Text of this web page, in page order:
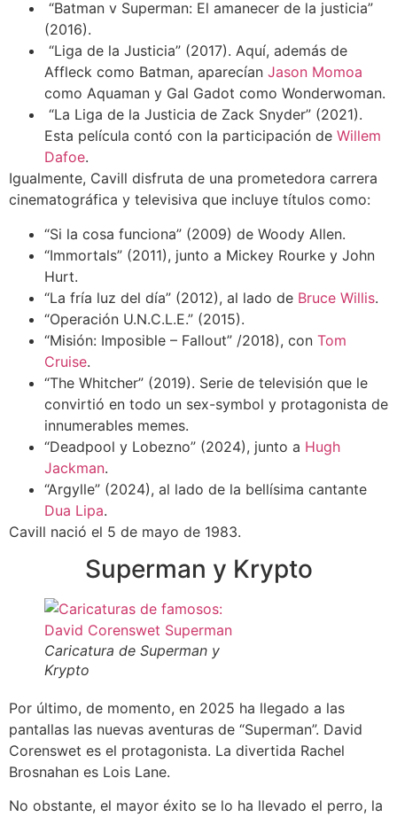
“Batman v Superman: El amanecer de la justicia”
(2016).
“Liga de la Justicia” (2017). Aquí, además de
Affleck como Batman, aparecían Jason Momoa
como Aquaman y Gal Gadot como Wonderwoman.
“La Liga de la Justicia de Zack Snyder” (2021).
Esta película contó con la participación de Willem
Dafoe.
Igualmente, Cavill disfruta de una prometedora carrera
cinematográfica y televisiva que incluye títulos como:
“Si la cosa funciona” (2009) de Woody Allen.
“Immortals” (2011), junto a Mickey Rourke y John
Hurt.
“La fría luz del día” (2012), al lado de Bruce Willis.
“Operación U.N.C.L.E.” (2015).
“Misión: Imposible – Fallout” /2018), con Tom
Cruise.
“The Whitcher” (2019). Serie de televisión que le
convirtió en todo un sex-symbol y protagonista de
innumerables memes.
“Deadpool y Lobezno” (2024), junto a Hugh
Jackman.
“Argylle” (2024), al lado de la bellísima cantante
Dua Lipa.
Cavill nació el 5 de mayo de 1983.
Superman y Krypto
Caricatura de Superman y
Krypto
Por último, de momento, en 2025 ha llegado a las
pantallas las nuevas aventuras de “Superman”. David
Corenswet es el protagonista. La divertida Rachel
Brosnahan es Lois Lane.
No obstante, el mayor éxito se lo ha llevado el perro, la